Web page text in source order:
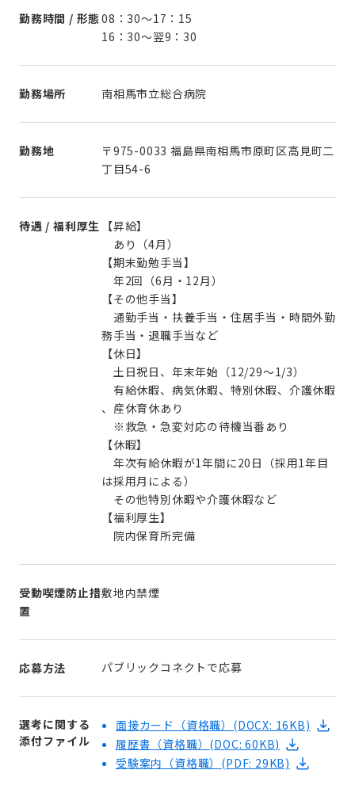
勤務時間 / 形態08：30～17：15
16：30～翌9：30
勤務場所 南相馬市立総合病院
勤務地
〒975-0033 福島県南相馬市原町区高見町二
丁目54-6
待遇 / 福利厚生
【昇給】
あり（4月）
【期末勤勉手当】
年2回（6月・12月）
【その他手当】
通勤手当・扶養手当・住居手当・時間外勤
務手当・退職手当など
【休日】
土日祝日、年末年始（12/29～1/3）
有給休暇、病気休暇、特別休暇、介護休暇
、産休育休あり
※救急・急変対応の待機当番あり
【休暇】
年次有給休暇が1年間に20日（採用1年目
は採用月による）
その他特別休暇や介護休暇など
【福利厚生】
院内保育所完備
受動喫煙防止措
置
敷地内禁煙
応募方法 パブリックコネクトで応募
選考に関する
添付ファイル
面接カード（資格職） (DOCX: 16KB)
履歴書（資格職） (DOC: 60KB)
受験案内（資格職） (PDF: 29KB)